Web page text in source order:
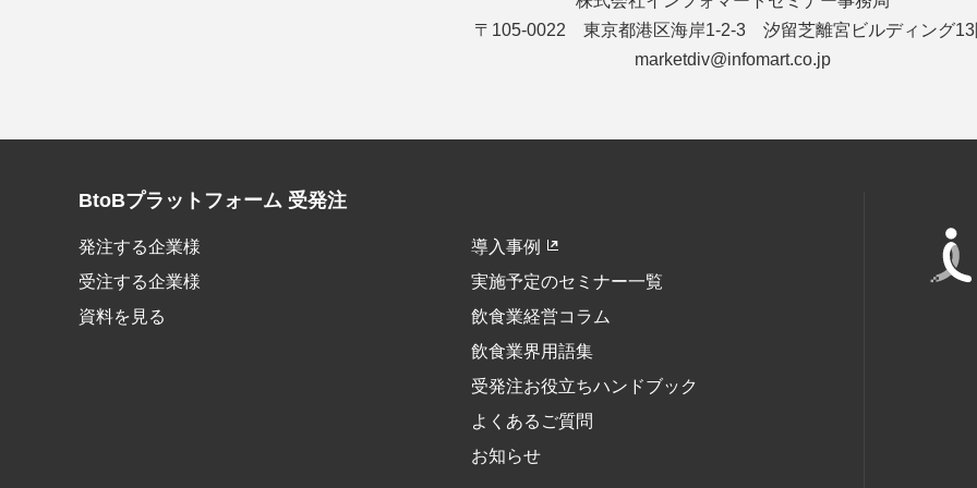
〒105-0022 東京都港区海岸1-2-3 汐留芝離宮ビルディング
marketdiv@infomart.co.jp
BtoBプラットフォーム 受発注
発注する企業様
受注する企業様
資料を見る
導入事例
実施予定のセミナー一覧
飲食業経営コラム
飲食業界用語集
受発注お役立ちハンドブック
よくあるご質問
お知らせ